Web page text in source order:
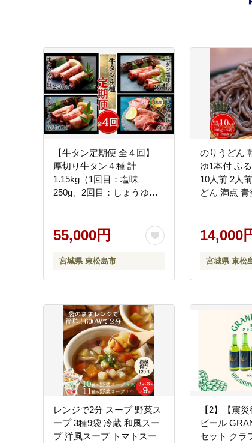
【牛タン定期便 全４回】
厚切り牛タン４種 計
1.15kg（1回目：塩味
250g、2回目：しょうゆ味
塩味400g）冷凍 食べ比べ
小分け 牛タン 牛たん 塩 味
噌 国産 牛肉 焼肉 バーベキ
松島市
55,000円
宮城県 東松島市
のりうどん
ゆ1本付 ふ
10人前 2人
どん 満点
県 東松島市
ンストップ
ジ A
14,000
宮城県 東松
レンジで2分 スープ 野菜ス
ープ 3種9袋 冷蔵 和風スー
プ 洋風スープ トマトスー
【2】【震
ビール
セット クラ